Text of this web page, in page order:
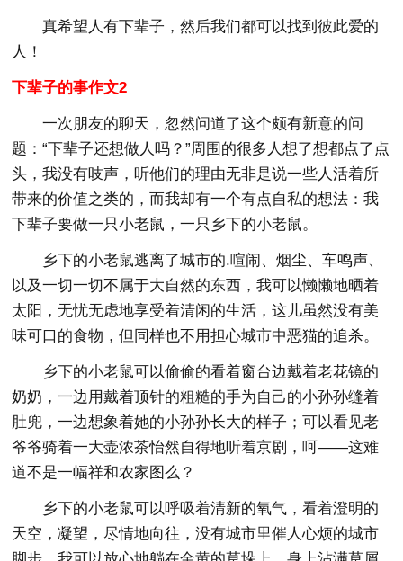
真希望人有下辈子，然后我们都可以找到彼此爱的
人！
下辈子的事作文2
一次朋友的聊天，忽然问道了这个颇有新意的问
题：“下辈子还想做人吗？”周围的很多人想了想都点了点
头，我没有吱声，听他们的理由无非是说一些人活着所
带来的价值之类的，而我却有一个有点自私的想法：我
下辈子要做一只小老鼠，一只乡下的小老鼠。
乡下的小老鼠逃离了城市的.喧闹、烟尘、车鸣声、
以及一切一切不属于大自然的东西，我可以懒懒地晒着
太阳，无忧无虑地享受着清闲的生活，这儿虽然没有美
味可口的食物，但同样也不用担心城市中恶猫的追杀。
乡下的小老鼠可以偷偷的看着窗台边戴着老花镜的
奶奶，一边用戴着顶针的粗糙的手为自己的小孙孙缝着
肚兜，一边想象着她的小孙孙长大的样子；可以看见老
爷爷骑着一大壶浓茶怡然自得地听着京剧，呵——这难
道不是一幅祥和农家图么？
乡下的小老鼠可以呼吸着清新的氧气，看着澄明的
天空，凝望，尽情地向往，没有城市里催人心烦的城市